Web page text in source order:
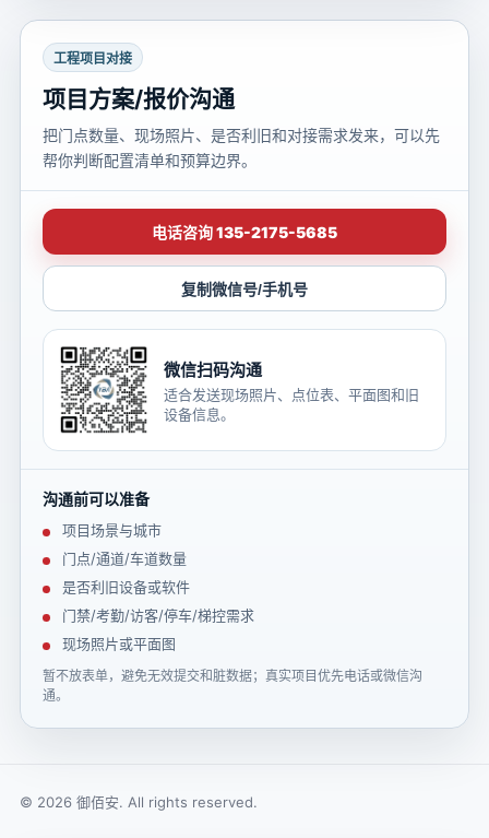
工程项目对接
项目方案/报价沟通
把门点数量、现场照片、是否利旧和对接需求发来，可以先
帮你判断配置清单和预算边界。
电话咨询 135-2175-5685
复制微信号/手机号
微信扫码沟通
适合发送现场照片、点位表、平面图和旧
设备信息。
沟通前可以准备
项目场景与城市
门点/通道/车道数量
是否利旧设备或软件
门禁/考勤/访客/停车/梯控需求
现场照片或平面图
暂不放表单，避免无效提交和脏数据；真实项目优先电话或微信沟
通。
© 2026 御佰安. All rights reserved.